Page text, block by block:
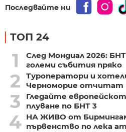
Последвайте ни
ТОП 24
1
След Мондиал 2026:
големи събития пряко
2
Туроператори и
Черноморие отчитат
3
Гледайте
плуване по БНТ 3
4 НА ЖИВО от
първенство по лека